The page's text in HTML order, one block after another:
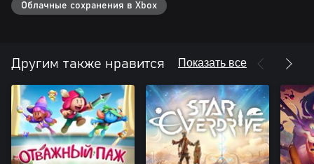
Облачные сохранения в Xbox
Другим также нравится Показать все